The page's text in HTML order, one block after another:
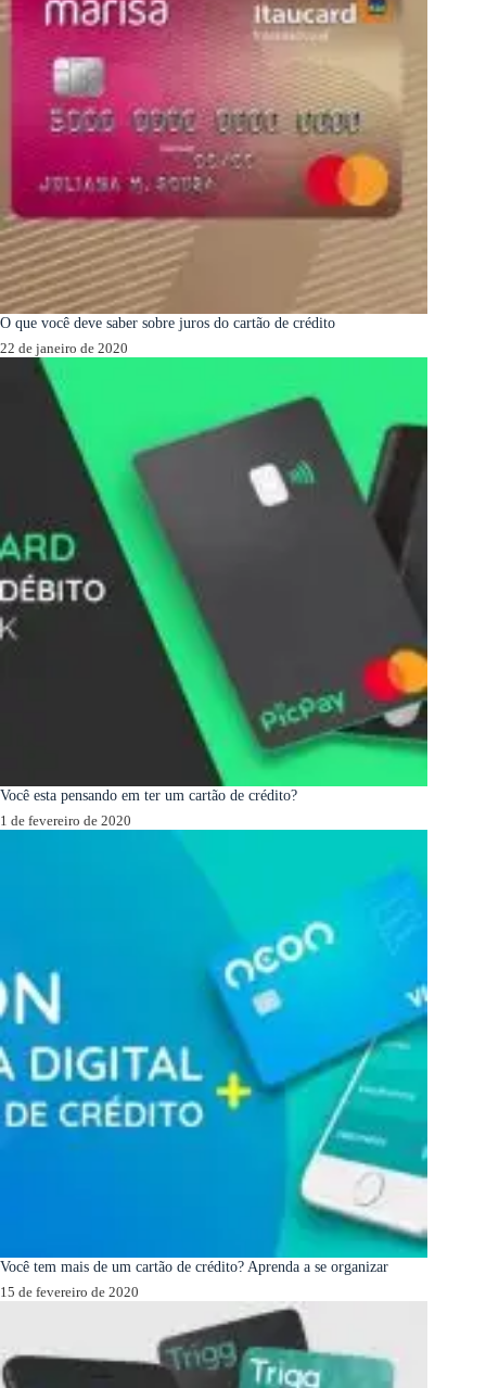
O que você deve saber sobre juros do cartão de crédito
22 de janeiro de 2020
Você esta pensando em ter um cartão de crédito?
1 de fevereiro de 2020
Você tem mais de um cartão de crédito? Aprenda a se organizar
15 de fevereiro de 2020